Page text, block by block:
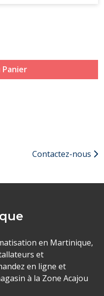
Contactez-nous
en Martinique,
et
en ligne et
à la Zone Acajou